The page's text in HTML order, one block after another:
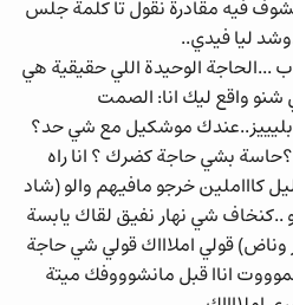
فيه مقادرة نقول تا كلمة جلس
ليا فيدي..
الوحيدة اللي حقيقية هي
شنو واقع ليك انا: الصمت
بليييز..عندك موشكيل مع شي حد؟
بشي حاجة كضرك ؟ انا راه
كاااملين خرجو مافيهم والو (شاد
..كنخاف شي نهار نفيق لقاك يابسة
قولي املاااك قولي شي حاجة
اناا قبل مانشوووفك ميتة